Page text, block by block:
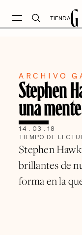
TIENDA
ARCHIVO
Stephen
una
14 . 03 . 18
TIEMPO DE
Stephen
brillantes de
forma en la